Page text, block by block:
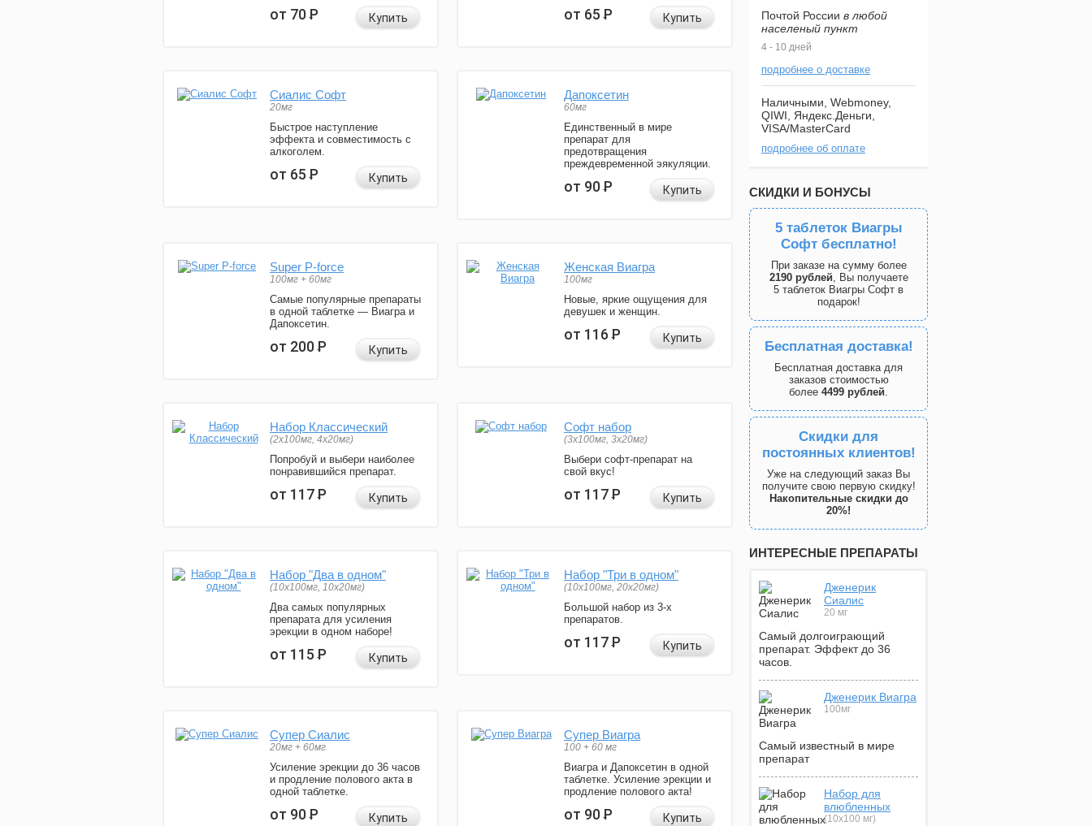
от 70Р Купить от 65Р Купить
Сиалис Софт
20мг
Быстрое наступление
эффекта и совместимость с
алкоголем.
от 65Р Купить
Дапоксетин
60мг
Единственный в мире
препарат для
предотвращения
преждевременной эякуляции.
от 90Р Купить
Super P-force
100мг + 60мг
Самые популярные препараты
в одной таблетке — Виагра и
Дапоксетин.
от 200Р Купить
Женская Виагра
100мг
Новые, яркие ощущения для
девушек и женщин.
от 116Р Купить
Набор Классический
(2x100мг, 4x20мг)
Попробуй и выбери наиболее
понравившийся препарат.
от 117Р Купить
Софт набор
(3x100мг, 3x20мг)
Выбери софт-препарат на
свой вкус!
от 117Р Купить
Набор "Два в одном"
(10x100мг, 10x20мг)
Два самых популярных
препарата для усиления
эрекции в одном наборе!
от 115Р Купить
Набор "Три в одном"
(10x100мг, 20x20мг)
Большой набор из 3-х
препаратов.
от 117Р Купить
Супер Сиалис
20мг + 60мг
Усиление эрекции до 36 часов
и продление полового акта в
одной таблетке.
от 90Р Купить
Супер Виагра
100 + 60 мг
Виагра и Дапоксетин в одной
таблетке. Усиление эрекции и
продление полового акта!
от 90Р Купить
Почтой России в любой
населеный пункт
4 - 10 дней
подробнее о доставке
Наличными, Webmoney,
QIWI, Яндекс.Деньги,
VISA/MasterCard
подробнее об оплате
СКИДКИ И БОНУСЫ
5 таблеток Виагры
Софт бесплатно!
При заказе на сумму более
2190 рублей, Вы получаете
5 таблеток Виагры Софт в
подарок!
Бесплатная доставка!
Бесплатная доставка для
заказов стоимостью
более 4499 рублей.
Скидки для
постоянных клиентов!
Уже на следующий заказ Вы
получите свою первую скидку!
Накопительные скидки до
20%!
ИНТЕРЕСНЫЕ ПРЕПАРАТЫ
Дженерик
Сиалис
20 мг
Самый долгоиграющий
препарат. Эффект до 36
часов.
Дженерик Виагра
100мг
Самый известный в мире
препарат
Набор для
влюбленных
(10х100 мг)